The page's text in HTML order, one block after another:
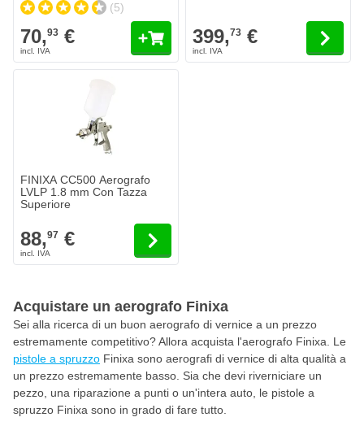
(5)
70,93 € 399,73 €
FINIXA CC500 Aerografo
LVLP 1.8 mm Con Tazza
Superiore
Il prezzo dipende dalle opzioni scelte nella pagina del prodotto.
88,97 €
Acquistare un aerografo Finixa
Sei alla ricerca di un buon aerografo di vernice a un prezzo
estremamente competitivo? Allora acquista l'aerografo Finixa. Le
pistole a spruzzo Finixa sono aerografi di vernice di alta qualità a
un prezzo estremamente basso. Sia che devi riverniciare un
pezzo, una riparazione a punti o un'intera auto, le pistole a
spruzzo Finixa sono in grado di fare tutto.